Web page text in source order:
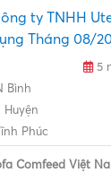
ty TNHH
Tháng 08/
5
Bình
Huyện
Phúc
Comfeed Việt